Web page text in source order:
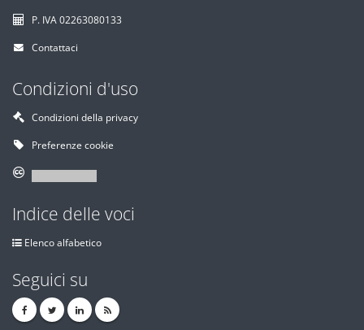
P. IVA 02263080133
Contattaci
Condizioni d'uso
Condizioni della privacy
Preferenze cookie
Indice delle voci
Elenco alfabetico
Seguici su